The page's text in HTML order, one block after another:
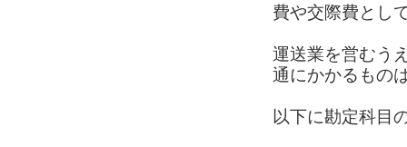
費や交際費とし
運送業を営むう
通にかかるもの
以下に勘定科目